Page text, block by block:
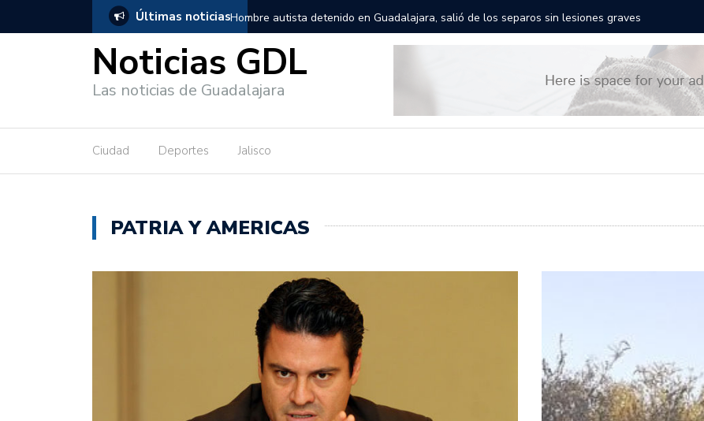
Últimas noticias
en Guadalajara, salió de los separos sin lesiones graves Títeres gigantes recorrerán las calles de Guadalajara: aparta la fecha
Noticias GDL
Las noticias de Guadalajara
Ciudad Deportes Jalisco
PATRIA Y AMERICAS